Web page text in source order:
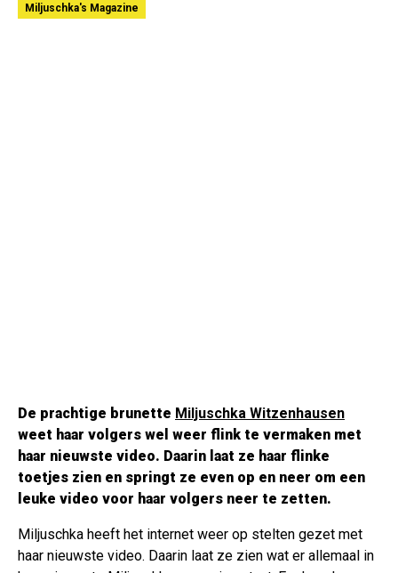
Miljuschka's Magazine
De prachtige brunette Miljuschka Witzenhausen
weet haar volgers wel weer flink te vermaken met
haar nieuwste video. Daarin laat ze haar flinke
toetjes zien en springt ze even op en neer om een
leuke video voor haar volgers neer te zetten.
Miljuschka heeft het internet weer op stelten gezet met
haar nieuwste video. Daarin laat ze zien wat er allemaal in